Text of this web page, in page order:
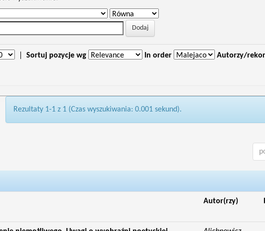
Sortuj pozycje wg In order Autorzy/
Rezultaty 1-1 z 1 (Czas wyszukiwania: 0.001 sekund).
Autor(rzy)